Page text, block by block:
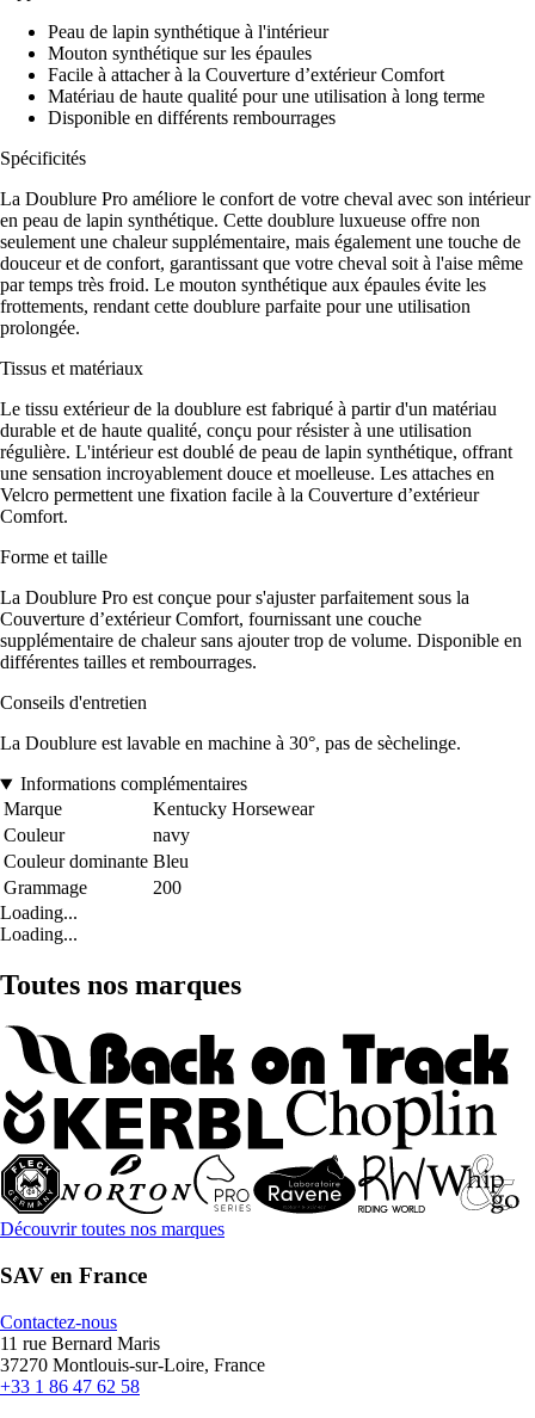
Peau de lapin synthétique à l'intérieur
Mouton synthétique sur les épaules
Facile à attacher à la Couverture d’extérieur Comfort
Matériau de haute qualité pour une utilisation à long terme
Disponible en différents rembourrages
Spécificités
La Doublure Pro améliore le confort de votre cheval avec son intérieur
en peau de lapin synthétique. Cette doublure luxueuse offre non
seulement une chaleur supplémentaire, mais également une touche de
douceur et de confort, garantissant que votre cheval soit à l'aise même
par temps très froid. Le mouton synthétique aux épaules évite les
frottements, rendant cette doublure parfaite pour une utilisation
prolongée.
Tissus et matériaux
Le tissu extérieur de la doublure est fabriqué à partir d'un matériau
durable et de haute qualité, conçu pour résister à une utilisation
régulière. L'intérieur est doublé de peau de lapin synthétique, offrant
une sensation incroyablement douce et moelleuse. Les attaches en
Velcro permettent une fixation facile à la Couverture d’extérieur
Comfort.
Forme et taille
La Doublure Pro est conçue pour s'ajuster parfaitement sous la
Couverture d’extérieur Comfort, fournissant une couche
supplémentaire de chaleur sans ajouter trop de volume. Disponible en
différentes tailles et rembourrages.
Conseils d'entretien
La Doublure est lavable en machine à 30°, pas de sèchelinge.
Informations complémentaires
Marque
Kentucky Horsewear
Couleur
navy
Couleur dominante Bleu
Grammage
200
Loading...
Loading...
Toutes nos marques
Découvrir toutes nos marques
SAV en France
Contactez-nous
11 rue Bernard Maris
37270 Montlouis-sur-Loire, France
+33 1 86 47 62 58